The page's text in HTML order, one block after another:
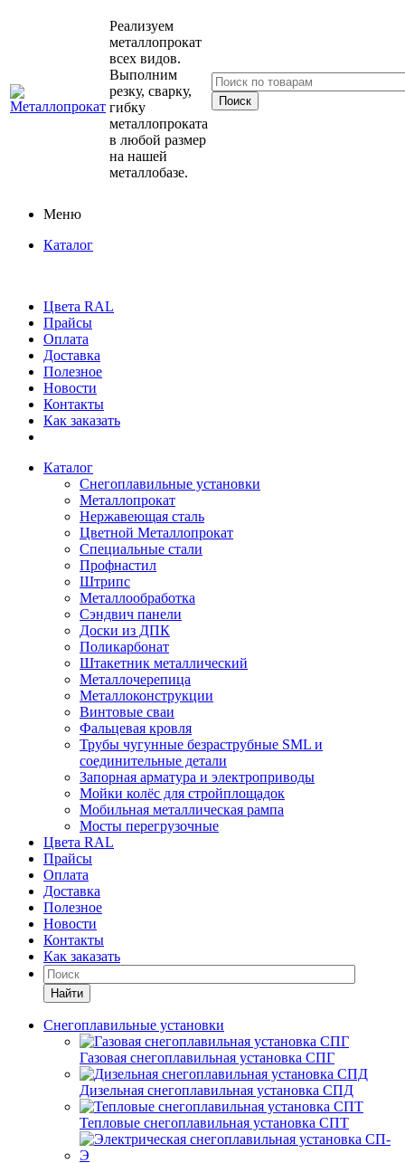
Реализуем
металлопрокат
всех видов.
Выполним
резку, сварку,
гибку
металлопроката
в любой размер
на нашей
металлобазе.
Меню
Каталог
Цвета RAL
Прайсы
Оплата
Доставка
Полезное
Новости
Контакты
Как заказать
Каталог
Снегоплавильные установки
Металлопрокат
Нержавеющая сталь
Цветной Металлопрокат
Специальные стали
Профнастил
Штрипс
Металлообработка
Сэндвич панели
Доски из ДПК
Поликарбонат
Штакетник металлический
Металлочерепица
Металлоконструкции
Винтовые сваи
Фальцевая кровля
Трубы чугунные безраструбные SML и
соединительные детали
Запорная арматура и электроприводы
Мойки колёс для стройплощадок
Мобильная металлическая рампа
Мосты перегрузочные
Цвета RAL
Прайсы
Оплата
Доставка
Полезное
Новости
Контакты
Как заказать
Найти
Снегоплавильные установки
Газовая снегоплавильная установка СПГ
Дизельная снегоплавильная установка СПД
Тепловые снегоплавильная установка СПТ